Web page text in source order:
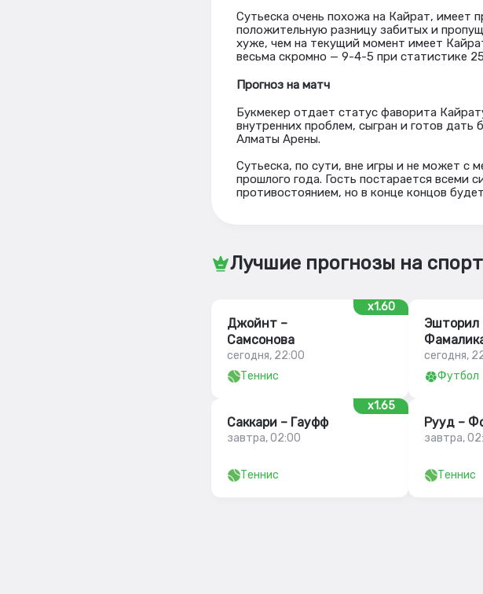
Сутьеска очень похожа на Кайрат, имеет
положительную разницу забитых и
хуже, чем на текущий момент имеет
весьма скромно — 9-4-5 при статистике
Прогноз на матч
Букмекер отдает статус фаворита
внутренних проблем, сыгран и готов
Алматы Арены.
Сутьеска, по сути, вне игры и не может с
прошлого года. Гость постарается всеми
противостоянием, но в конце концов
Лучшие прогнозы на спорт
x1.60
Джойнт –
Самсонова
сегодня, 22:00
Теннис
Эшторил
сегодня,
Футбол
x1.65
Саккари – Гауфф
завтра, 02:00
Теннис
Рууд –
завтра,
Теннис